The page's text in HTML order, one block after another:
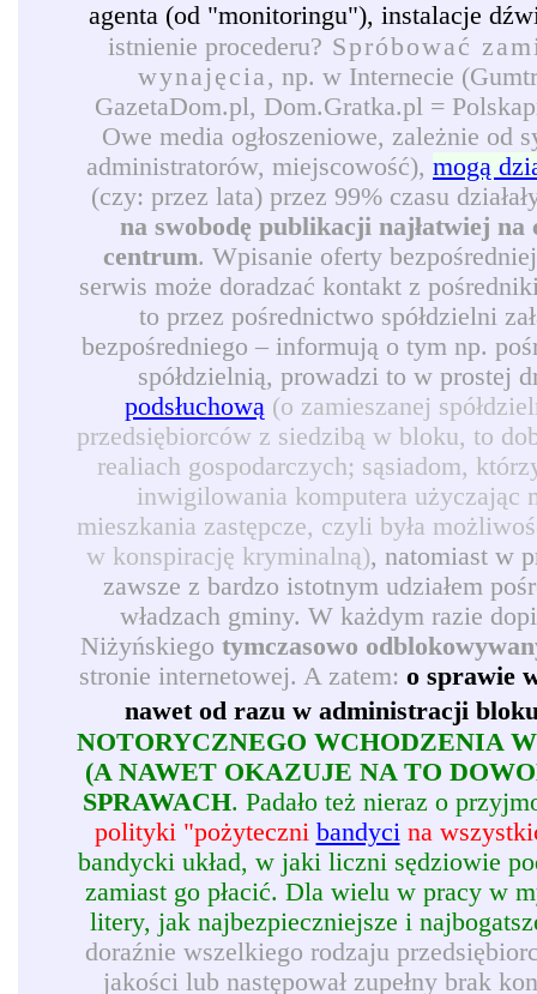
agenta (od "monitoringu"), instalacje
istnienie procederu? Spróbować
wynajęcia, np. w Internecie
GazetaDom.pl, Dom.Gratka.pl =
Owe media ogłoszeniowe, zależnie
administratorów, miejscowość), mogą
(czy: przez lata) przez 99% czasu
na swobodę publikacji najłatwiej
centrum. Wpisanie oferty
serwis może doradzać kontakt z
to przez pośrednictwo spółdzielni
bezpośredniego – informują o tym np.
spółdzielnią, prowadzi to w prostej
podsłuchową (o zamieszanej
przedsiębiorców z siedzibą w bloku, to
realiach gospodarczych; sąsiadom,
inwigilowania komputera użyczając
mieszkania zastępcze, czyli była
w konspirację kryminalną), natomiast w
zawsze z bardzo istotnym udziałem
władzach gminy. W każdym razie
Niżyńskiego tymczasowo
stronie internetowej. A zatem: o sprawie
nawet od razu w administracji
NOTORYCZNEGO WCHODZENIA
(A NAWET OKAZUJE NA TO
SPRAWACH. Padało też nieraz o
polityki "pożyteczni bandycina
bandycki układ, w jaki liczni sędziowie
zamiast go płacić. Dla wielu w pracy w
litery, jak najbezpieczniejsze i
doraźnie wszelkiego rodzaju
jakości lub następował zupełny brak